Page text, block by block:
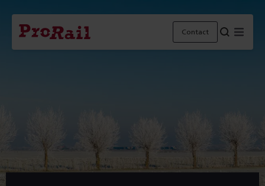
Navigatie
Homepage
ProRail
Contact